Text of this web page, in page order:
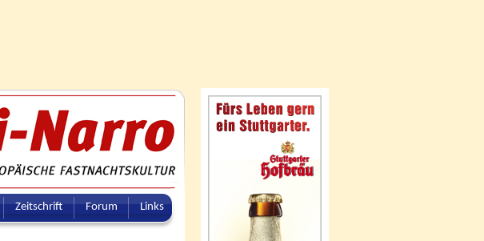
Zeitschrift Forum Links